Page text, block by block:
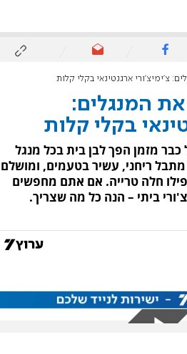
צ'ימיצ'ורי ארגנטינאי בקלי קלות
המנגלים:
בקלי קלות
מזמן הפך לבן בית בכל מנגל
מתבל ריחני, עשיר בטעמים, ומושלם
חלה טרייה. אם אתם מחפשים
ביתי – הנה כל מה שצריך.